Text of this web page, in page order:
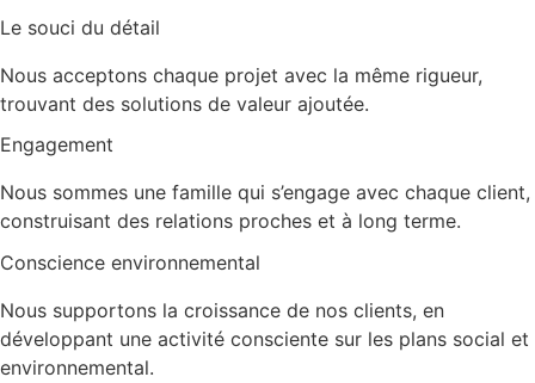
Le souci du détail
Nous acceptons chaque projet avec la même rigueur,
trouvant des solutions de valeur ajoutée.
Engagement
Nous sommes une famille qui s’engage avec chaque client,
construisant des relations proches et à long terme.
Conscience environnemental
Nous supportons la croissance de nos clients, en
développant une activité consciente sur les plans social et
environnemental.